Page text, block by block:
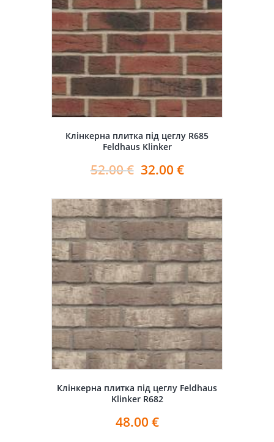
Клінкерна плитка під цеглу R685
Feldhaus Klinker
52.00€ 32.00 €
Клінкерна плитка під цеглу Feldhaus
Klinker R682
48.00 €